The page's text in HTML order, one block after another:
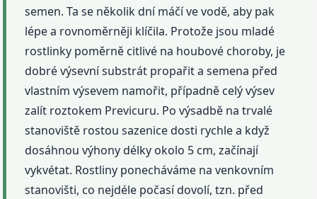
semen. Ta se několik dní máčí ve vodě, aby pak
lépe a rovnoměrněji klíčila. Protože jsou mladé
rostlinky poměrně citlivé na houbové choroby, je
dobré výsevní substrát propařit a semena před
vlastním výsevem namořit, případně celý výsev
zalít roztokem Previcuru. Po výsadbě na trvalé
stanoviště rostou sazenice dosti rychle a když
dosáhnou výhony délky okolo 5 cm, začínají
vykvétat. Rostliny ponecháváme na venkovním
stanovišti, co nejdéle počasí dovolí, tzn. před